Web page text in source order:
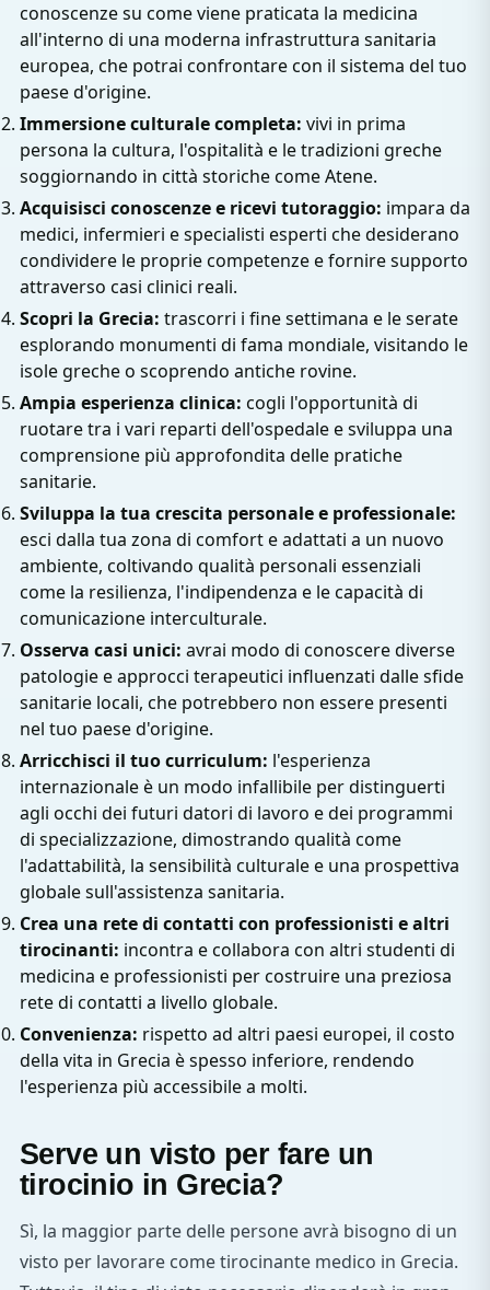
conoscenze su come viene praticata la medicina
all'interno di una moderna infrastruttura sanitaria
europea, che potrai confrontare con il sistema del tuo
paese d'origine.
Immersione culturale completa: vivi in prima
persona la cultura, l'ospitalità e le tradizioni greche
soggiornando in città storiche come Atene.
Acquisisci conoscenze e ricevi tutoraggio: impara da
medici, infermieri e specialisti esperti che desiderano
condividere le proprie competenze e fornire supporto
attraverso casi clinici reali.
Scopri la Grecia: trascorri i fine settimana e le serate
esplorando monumenti di fama mondiale, visitando le
isole greche o scoprendo antiche rovine.
Ampia esperienza clinica: cogli l'opportunità di
ruotare tra i vari reparti dell'ospedale e sviluppa una
comprensione più approfondita delle pratiche
sanitarie.
Sviluppa la tua crescita personale e professionale:
esci dalla tua zona di comfort e adattati a un nuovo
ambiente, coltivando qualità personali essenziali
come la resilienza, l'indipendenza e le capacità di
comunicazione interculturale.
Osserva casi unici: avrai modo di conoscere diverse
patologie e approcci terapeutici influenzati dalle sfide
sanitarie locali, che potrebbero non essere presenti
nel tuo paese d'origine.
Arricchisci il tuo curriculum: l'esperienza
internazionale è un modo infallibile per distinguerti
agli occhi dei futuri datori di lavoro e dei programmi
di specializzazione, dimostrando qualità come
l'adattabilità, la sensibilità culturale e una prospettiva
globale sull'assistenza sanitaria.
Crea una rete di contatti con professionisti e altri
tirocinanti: incontra e collabora con altri studenti di
medicina e professionisti per costruire una preziosa
rete di contatti a livello globale.
Convenienza: rispetto ad altri paesi europei, il costo
della vita in Grecia è spesso inferiore, rendendo
l'esperienza più accessibile a molti.
Serve un visto per fare un
tirocinio in Grecia?
Sì, la maggior parte delle persone avrà bisogno di un
visto per lavorare come tirocinante medico in Grecia.